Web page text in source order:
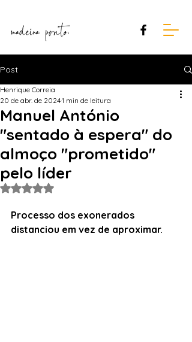
Post
Manuel António
"sentado à espera" do
almoço "prometido"
pelo líder
Henrique Correia
20 de abr. de 20241 min de leitura
Avaliado com NaN de 5 estrelas.
Processo dos exonerados
distanciou em vez de aproximar.